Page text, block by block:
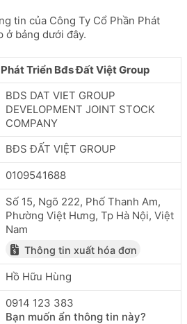
tin của Công Ty Cổ Phần Phát
ở bảng dưới đây.
Triển Bđs Đất Việt Group
BDS DAT VIET GROUP
DEVELOPMENT JOINT STOCK
COMPANY
BĐS ĐẤT VIỆT GROUP
0109541688
Số 15, Ngõ 222, Phố Thanh Am,
Phường Việt Hưng, Tp Hà Nội, Việt
Nam
Thông tin xuất hóa đơn
Hồ Hữu Hùng
0914 123 383
Bạn muốn ẩn thông tin này?